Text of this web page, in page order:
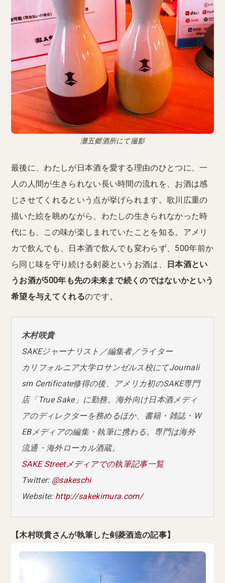
灘五郷酒所にて撮影
最後に、わたしが日本酒を愛する理由のひとつに、一
人の人間が生きられない長い時間の流れを、お酒は感
じさせてくれるという点が挙げられます。歌川広重の
描いた絵を眺めながら、わたしの生きられなかった時
代にも、この味が楽しまれていたことを知る。アメリ
カで飲んでも、日本酒で飲んでも変わらず、500年前か
ら同じ味を守り続ける剣菱というお酒は、
日本酒とい
うお酒が500年も先の未来まで続くのではないかという
希望を与えてくれるのです。
木村咲貴
SAKEジャーナリスト／編集者／ライター
カリフォルニア大学ロサンゼルス校にてJournali
sm Certificate修得の後、アメリカ初のSAKE専門
店「True Sake」に勤務。海外向け日本酒メディ
アのディレクターを務めるほか、書籍・雑誌・W
EBメディアの編集・執筆に携わる。専門は海外
流通・海外ローカル酒蔵。
SAKE Streetメディアでの執筆記事一覧
Twitter: @sakeschi
Website: http://sakekimura.com/
【木村咲貴さんが執筆した剣菱酒造の記事】